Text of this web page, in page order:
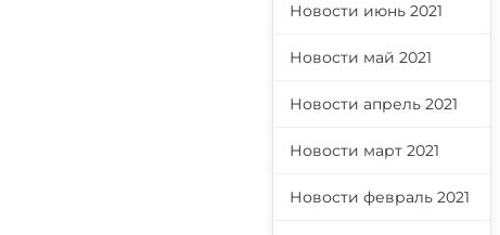
Новости июнь 2021
Новости май 2021
Новости апрель 2021
Новости март 2021
Новости февраль 2021